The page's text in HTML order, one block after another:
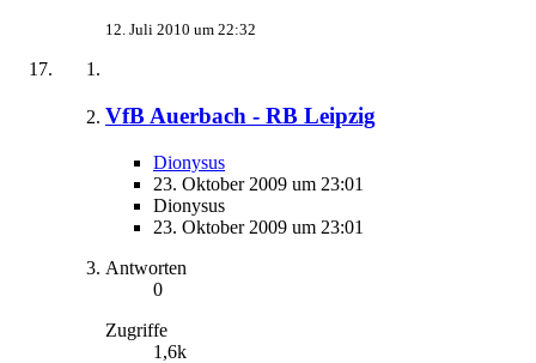
12. Juli 2010 um 22:32
VfB Auerbach - RB Leipzig
Dionysus
23. Oktober 2009 um 23:01
Dionysus
23. Oktober 2009 um 23:01
Antworten
0
Zugriffe
1,6k